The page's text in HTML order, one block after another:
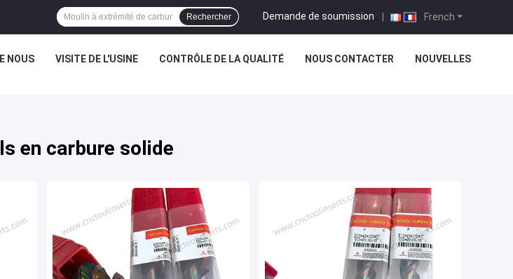
French
Demande de soumission |
Rechercher
NOUS VISITE DE L'USINE CONTRÔLE DE LA QUALITÉ NOUS CONTACTER NOUVELLES
en carbure solide